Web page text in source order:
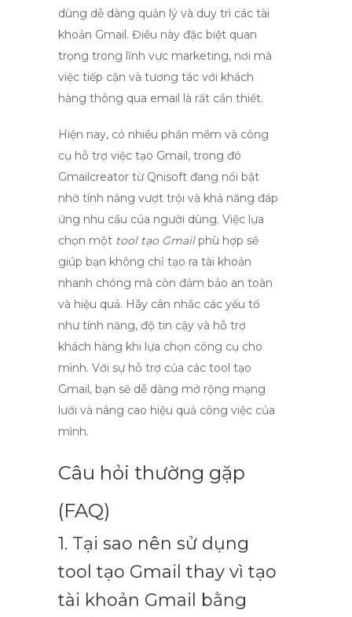
dùng dễ dàng quản lý và duy trì các tài
khoản Gmail. Điều này đặc biệt quan
trọng trong lĩnh vực marketing, nơi mà
việc tiếp cận và tương tác với khách
hàng thông qua email là rất cần thiết.
Hiện nay, có nhiều phần mềm và công
cụ hỗ trợ việc tạo Gmail, trong đó
Gmailcreator từ Qnisoft đang nổi bật
nhờ tính năng vượt trội và khả năng đáp
ứng nhu cầu của người dùng. Việc lựa
chọn một tool tạo Gmailphù hợp sẽ
giúp bạn không chỉ tạo ra tài khoản
nhanh chóng mà còn đảm bảo an toàn
và hiệu quả. Hãy cân nhắc các yếu tố
như tính năng, độ tin cậy và hỗ trợ
khách hàng khi lựa chọn công cụ cho
mình. Với sự hỗ trợ của các tool tạo
Gmail, bạn sẽ dễ dàng mở rộng mạng
lưới và nâng cao hiệu quả công việc của
mình.
Câu hỏi thường gặp
(FAQ)
1. Tại sao nên sử dụng
tool tạo Gmail thay vì tạo
tài khoản Gmail bằng